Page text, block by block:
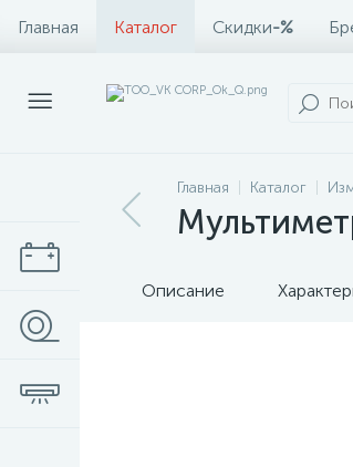
Главная Каталог Скидки-%
Главная Каталог
Описание